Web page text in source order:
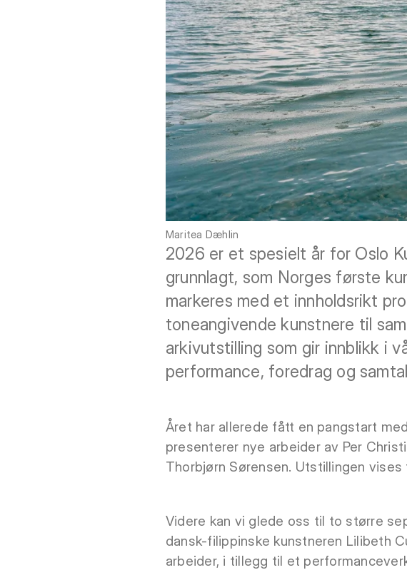
Maritea Dæhlin
2026 er et spesielt år for Oslo
grunnlagt, som Norges første
markeres med et innholdsrikt
toneangivende kunstnere til
arkivutstilling som gir innblikk i
performance, foredrag og
Året har allerede fått en pangstart
presenterer nye arbeider av Per
Thorbjørn Sørensen. Utstillingen
Videre kan vi glede oss til to større
dansk-filippinske kunstneren Lilibeth
arbeider, i tillegg til et